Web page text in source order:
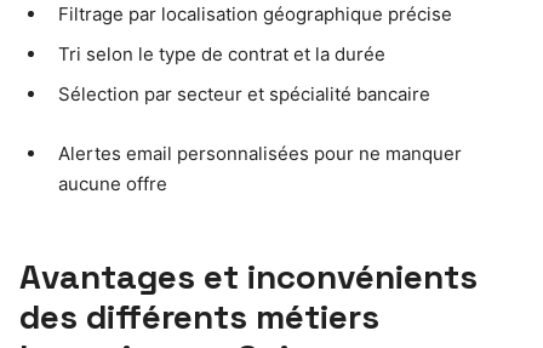
Filtrage par localisation géographique précise
Tri selon le type de contrat et la durée
Sélection par secteur et spécialité bancaire
Alertes email personnalisées pour ne manquer
aucune offre
Avantages et inconvénients
des différents métiers